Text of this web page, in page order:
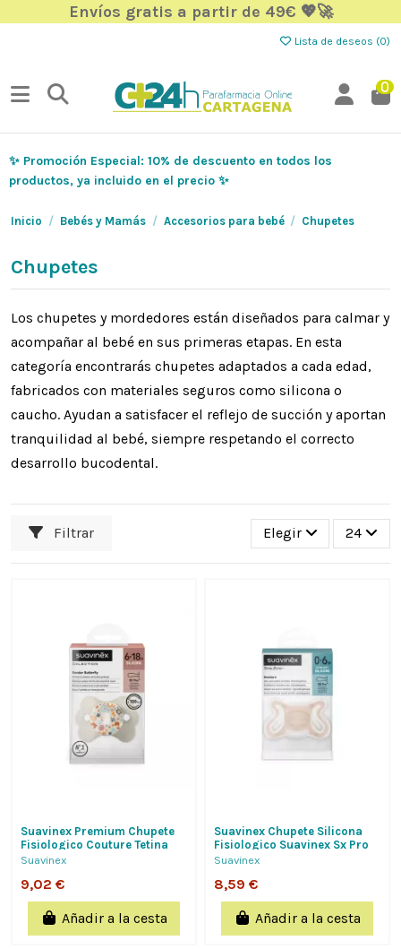
Envíos gratis a partir de 49€ 💖🚀
Lista de deseos (0)
0
✨ Promoción Especial: 10% de descuento en todos los
productos, ya incluido en el precio ✨
Inicio Bebés y Mamás Accesorios para bebé Chupetes
Chupetes
Los chupetes y mordedores están diseñados para calmar y
acompañar al bebé en sus primeras etapas. En esta
categoría encontrarás chupetes adaptados a cada edad,
fabricados con materiales seguros como silicona o
caucho. Ayudan a satisfacer el reflejo de succión y aportan
tranquilidad al bebé, siempre respetando el correcto
desarrollo bucodental.
Filtrar Elegir 24
Suavinex Premium Chupete
Fisiologico Couture Tetina
Silicona De 6 A 18 Meses, 1
Suavinex
9,02 €
Añadir a la cesta
Suavinex Chupete Silicona
Fisiologico Suavinex Sx Pro
Zero-Zero 0 - 6 Meses 1
Suavinex
8,59 €
Añadir a la cesta